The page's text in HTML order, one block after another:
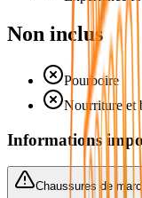
Non inclus
Pourboire
Nourriture et
Informations
Chaussures de